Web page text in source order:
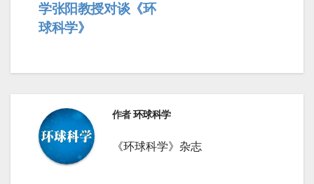
导
航
学张阳教授对谈《环
球科学》
作者环球科学
《环球科学》杂志